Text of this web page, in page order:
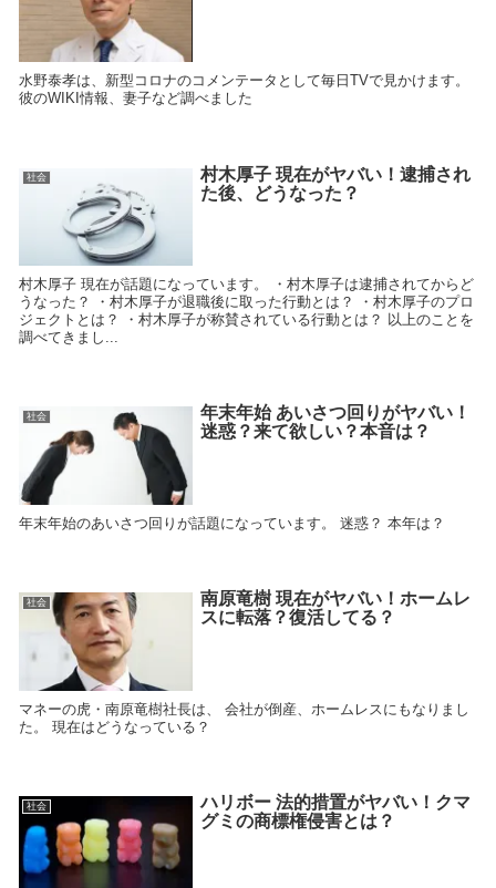
水野泰孝は、新型コロナのコメンテータとして毎日TVで見かけます。
彼のWIKI情報、妻子など調べました
社会
村木厚子 現在がヤバい！逮捕され
た後、どうなった？
村木厚子 現在が話題になっています。 ・村木厚子は逮捕されてからど
うなった？ ・村木厚子が退職後に取った行動とは？ ・村木厚子のプロ
ジェクトとは？ ・村木厚子が称賛されている行動とは？ 以上のことを
調べてきまし...
社会
年末年始 あいさつ回りがヤバい！
迷惑？来て欲しい？本音は？
年末年始のあいさつ回りが話題になっています。 迷惑？ 本年は？
社会
南原竜樹 現在がヤバい！ホームレ
スに転落？復活してる？
マネーの虎・南原竜樹社長は、 会社が倒産、ホームレスにもなりまし
た。 現在はどうなっている？
社会
ハリボー 法的措置がヤバい！クマ
グミの商標権侵害とは？